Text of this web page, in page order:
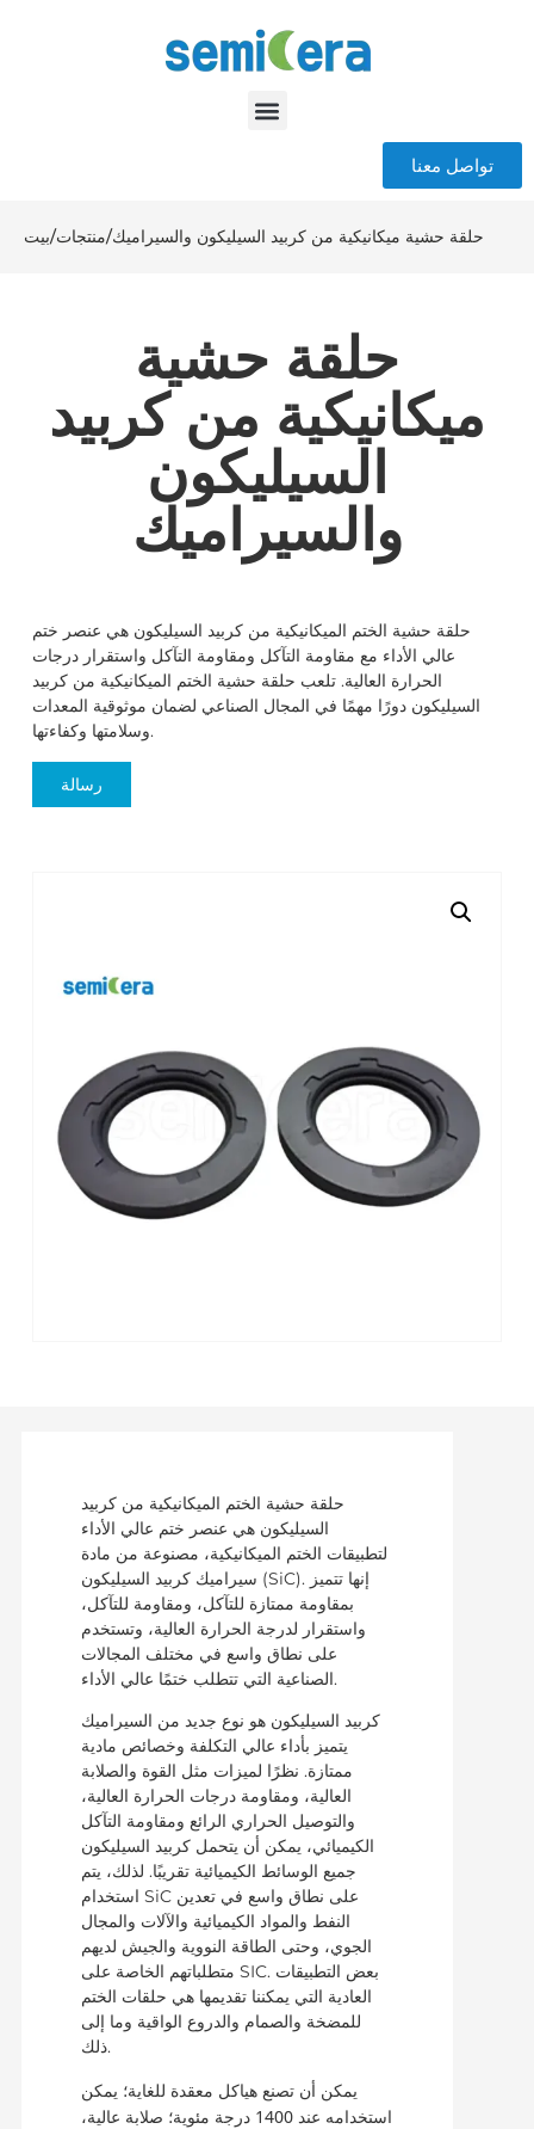
تواصل معنا
بيت/منتجات/حلقة حشية ميكانيكية من كربيد السيليكون والسيراميك
حلقة حشية
ميكانيكية من كربيد
السيليكون
والسيراميك
حلقة حشية الختم الميكانيكية من كربيد السيليكون هي عنصر ختم
عالي الأداء مع مقاومة التآكل ومقاومة التآكل واستقرار درجات
الحرارة العالية. تلعب حلقة حشية الختم الميكانيكية من كربيد
السيليكون دورًا مهمًا في المجال الصناعي لضمان موثوقية المعدات
وسلامتها وكفاءتها.
رسالة
حلقة حشية الختم الميكانيكية من كربيد
السيليكون هي عنصر ختم عالي الأداء
لتطبيقات الختم الميكانيكية، مصنوعة من مادة
سيراميك كربيد السيليكون (SiC). إنها تتميز
بمقاومة ممتازة للتآكل، ومقاومة للتآكل،
واستقرار لدرجة الحرارة العالية، وتستخدم
على نطاق واسع في مختلف المجالات
الصناعية التي تتطلب ختمًا عالي الأداء.
كربيد السيليكون هو نوع جديد من السيراميك
يتميز بأداء عالي التكلفة وخصائص مادية
ممتازة. نظرًا لميزات مثل القوة والصلابة
العالية، ومقاومة درجات الحرارة العالية،
والتوصيل الحراري الرائع ومقاومة التآكل
الكيميائي، يمكن أن يتحمل كربيد السيليكون
جميع الوسائط الكيميائية تقريبًا. لذلك، يتم
استخدام SiC على نطاق واسع في تعدين
النفط والمواد الكيميائية والآلات والمجال
الجوي، وحتى الطاقة النووية والجيش لديهم
متطلباتهم الخاصة على SIC. بعض التطبيقات
العادية التي يمكننا تقديمها هي حلقات الختم
للمضخة والصمام والدروع الواقية وما إلى
ذلك.
يمكن أن تصنع هياكل معقدة للغاية؛ يمكن
استخدامه عند 1400 درجة مئوية؛
صلابة عالية،